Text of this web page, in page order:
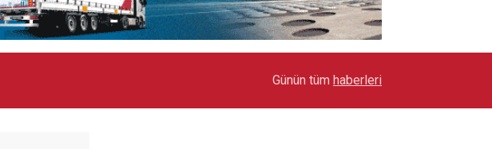
Toyota Otomotiv Sanayi Türkiye Üretime Ara
Günün tüm haberleri